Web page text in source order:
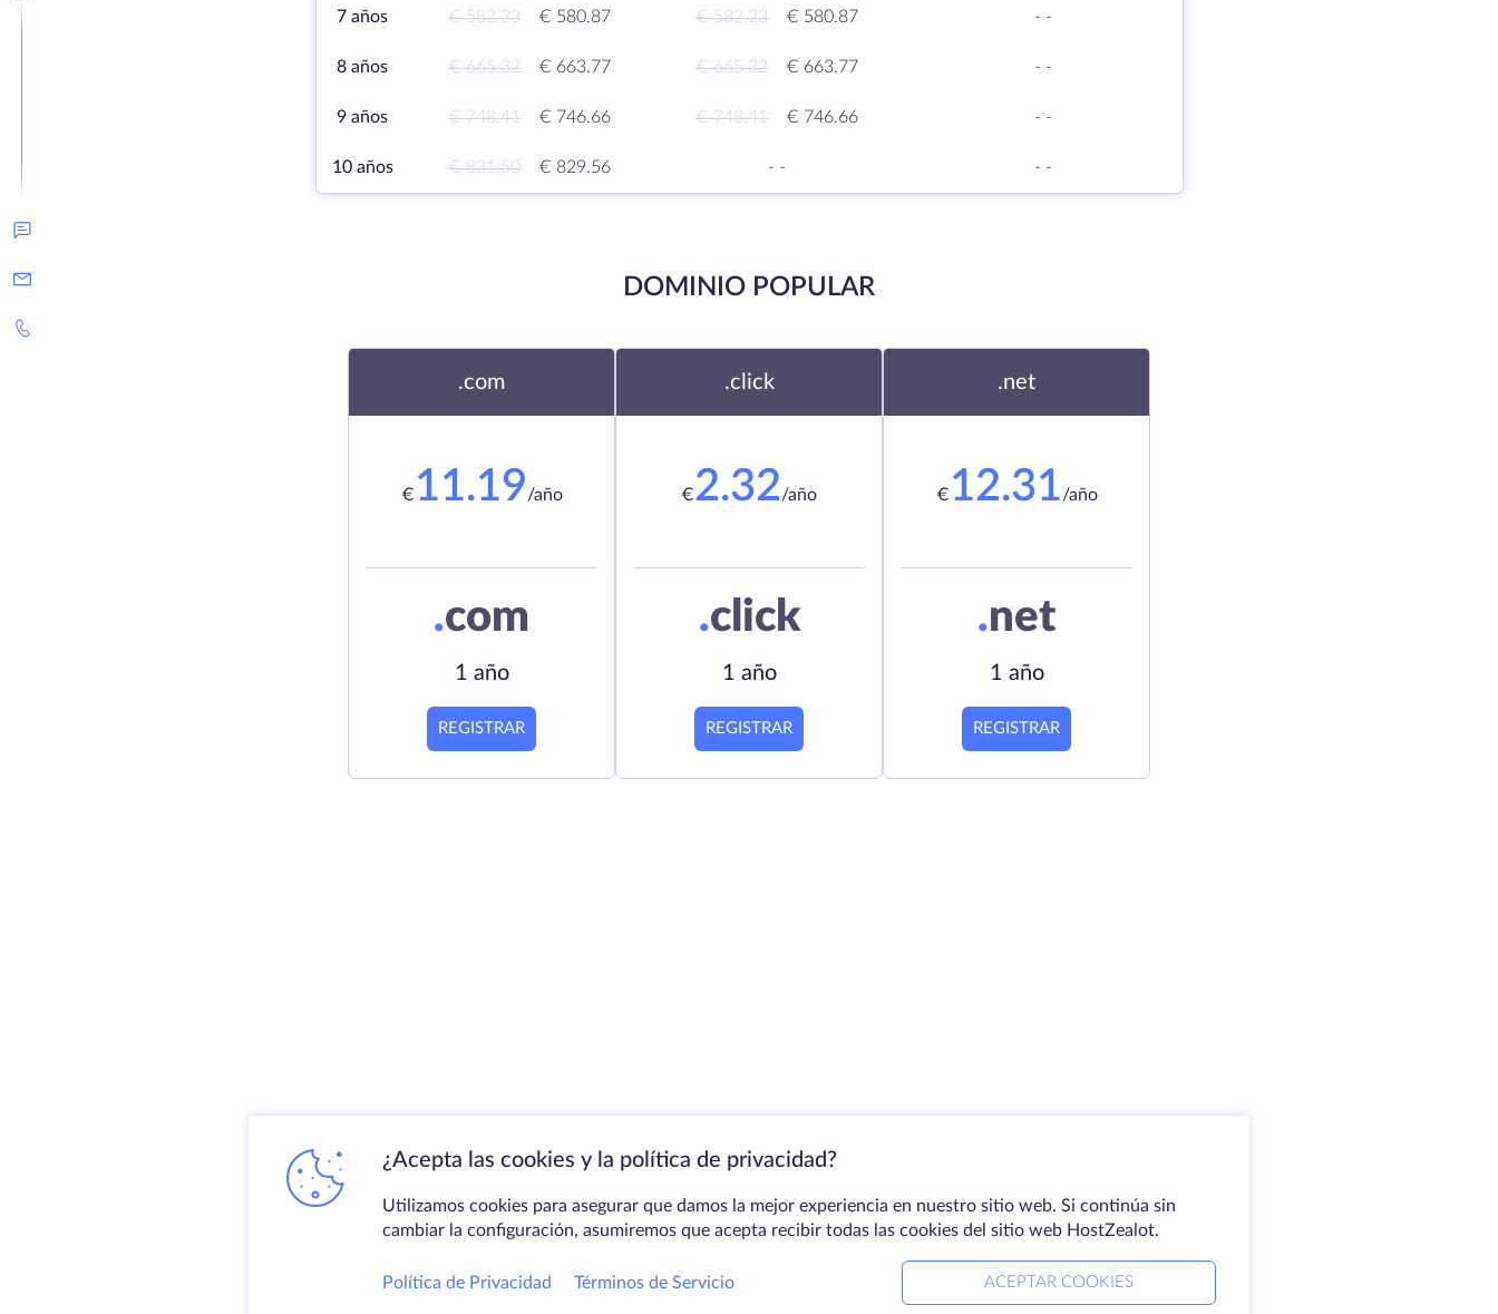
7 años € 582.23 € 580.87 € 582.23 € 580.87 - -
8 años € 665.32 € 663.77 € 665.32 € 663.77 - -
9 años € 748.41 € 746.66 € 748.41 € 746.66 - -
10 años € 831.50 € 829.56 - - - -
DOMINIO POPULAR
.com
€ 11.19/año
.com
1 año
REGISTRAR
.click
€2.32/año
.click
1 año
REGISTRAR
.net
€ 12.31/año
.net
1 año
REGISTRAR
¿Acepta las cookies y la política de privacidad?
Utilizamos cookies para asegurar que damos la mejor experiencia en nuestro sitio web. Si continúa sin
cambiar la configuración, asumiremos que acepta recibir todas las cookies del sitio web HostZealot.
Política de Privacidad Términos de Servicio ACEPTAR COOKIES